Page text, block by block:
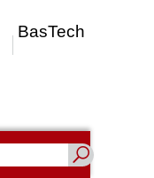
BasTech